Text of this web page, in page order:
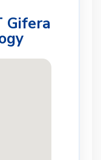
Gifera